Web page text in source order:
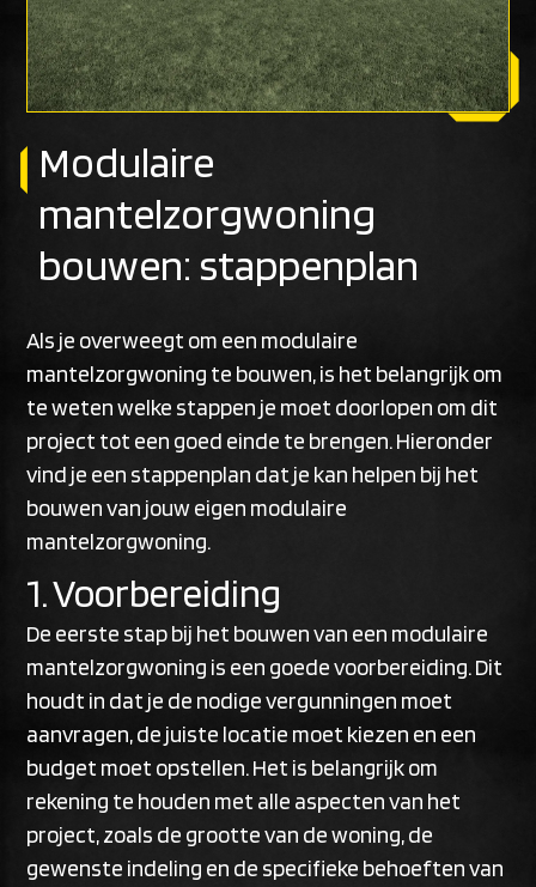
Modulaire
mantelzorgwoning
bouwen: stappenplan
Als je overweegt om een modulaire
mantelzorgwoning te bouwen, is het belangrijk om
te weten welke stappen je moet doorlopen om dit
project tot een goed einde te brengen. Hieronder
vind je een stappenplan dat je kan helpen bij het
bouwen van jouw eigen modulaire
mantelzorgwoning.
1. Voorbereiding
De eerste stap bij het bouwen van een modulaire
mantelzorgwoning is een goede voorbereiding. Dit
houdt in dat je de nodige vergunningen moet
aanvragen, de juiste locatie moet kiezen en een
budget moet opstellen. Het is belangrijk om
rekening te houden met alle aspecten van het
project, zoals de grootte van de woning, de
gewenste indeling en de specifieke behoeften van